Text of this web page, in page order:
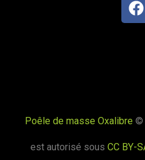
Poêle de
Le Cergne
Oxalibre taille
Poêle de masse Oxalibre ©
est autorisé sous CC BY-